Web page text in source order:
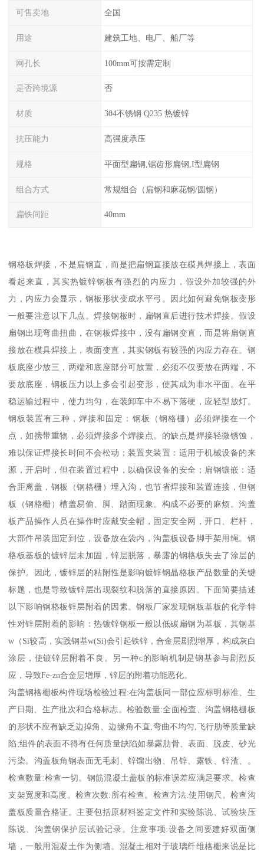
可售卖地 全国
用途 建筑工地、电厂、船厂等
网孔长 100mm可按需定制
是否跨境源 否
材质 304不锈钢 Q235 热镀锌
抗压能力 高强度承压
规格 平面型扁钢,锯齿形扁钢,I型扁钢
组合方式 常规组合（扁钢和麻花钢/圆钢）
扁铁间距 40mm
钢格板焊接，不是扁钢直，而是把扁钢直接放在模具焊接上，表面
看起来直，其实热镀锌钢板有强烈的内应力，假设外加较强的外
力，内应力会显示，钢板形状变成水平弓。因此如何避免钢板变形
一般要注意以下几点。焊接钢板时，扁钢直后进行技术焊接。假设
扁钢出现弯曲扭曲，在钢板焊接中，没有扁钢变直，而是将扁钢直
接放在模具焊接上，表面变直，其实钢板有较强的内应力存在。钢
板底座少放三，两端和底座部分可放置，必须不仅要放在两端，不
要放底座，钢板压力以上多会引起变形，使其成为非水平面。在平
稳运输过程中，使力均匀，在装卸车中不易下落硬，应轻型放灯。
钢板装置有三种，焊接和固定：钢板（钢格栅）必须焊接在一个
点，如携带重物，必须焊接多个焊接点。的缺点是焊接轻微锈蚀，
难以保证焊接长时间不会松动；装置夹装置：适用于机械设备的来
源，开启时，但在装置过程中，以确保设备的安全；扁钢镶嵌：适
合距离盖，钢板（钢格栅）埋入沟，也节省焊接和装置连接，但钢
板（钢格栅）槽盖易偷、脚、踏面现象。构成不必要的麻烦。沟盖
板产品操作人员在操作时应戴安全帽，固定安全网，开口、栏杆，
大部件吊装固定到位，设备放在袋内，沟盖板设备脚手架用绳。钢
格板基板的镀锌层未加固，锌层脱落，暴露的钢格板失去了涂层的
保护。因此，镀锌层的粘附性是影响镀锌钢晶格板产品数量的关键
标题，也是导致镀锌层出现裂纹和脱落的直接原因。下面简要描述
以下影响钢格板锌层附着的因素。钢板厂家发现钢板基板的化学特
性对锌层附着的影响：热镀锌钢板一般以低碳扁钢为基板，其钢基
w（Si较高，实践钢基w(Si)会引起铁锌，合金层剧烈增厚，构成灰白
涂层，使镀锌层附着不良。另一种c的影响机制是钢基参与剧烈反
应，导致Fe-zn合金层增厚，锌层的附着功能恶化。
沟盖钢格栅板构件现场检验过程:在沟盖板同一部位应标明标准、生
产日期、生产批次和合格标志。检验数量:全面检查、沟盖钢格栅板
的形状不应有缺乏边掉角、边缘角不直,弯曲不均匀,飞行肋等质量缺
陷;组件的表面不得有任何质量缺陷如暴露肋骨、表面、脱皮、砂光
污染。沟盖板角钢表面无毛刺、锌馏出物、吊锌、露铁、锌渣、。
检查数量:检查一切。钢筋混凝土盖板的标准误差应满足要求。检查
支架宽度和高度。检查次数:所有检查。检查方法:使用钢尺。检查沟
盖板质量合格证。主要包括原材料鉴定文件和实验陈说、试验块压
陈说、沟盖钢保护层试验记录。注意事项:设备之间要建好双面侧
墙，一般用混凝土作为侧墙。混凝土相对于玻璃纤维格栅来说是比